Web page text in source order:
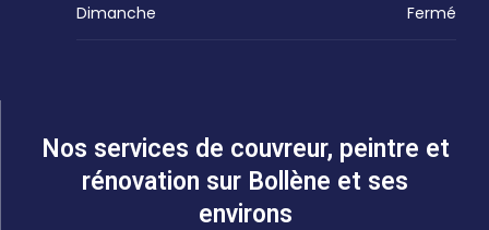
Dimanche Fermé
Nos services de couvreur, peintre et
rénovation sur Bollène et ses
environs